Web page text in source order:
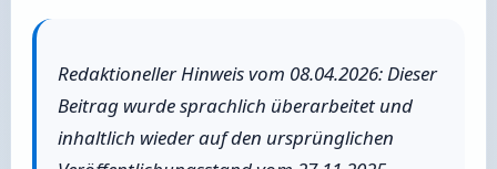
Redaktioneller Hinweis vom 08.04.2026: Dieser
Beitrag wurde sprachlich überarbeitet und
inhaltlich wieder auf den ursprünglichen